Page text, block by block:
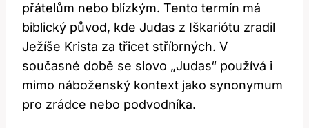
přátelům nebo blízkým. Tento termín má
biblický původ, kde Judas z Iškariótu zradil
Ježíše Krista za třicet stříbrných. V
současné době se slovo „Judas“ používá i
mimo náboženský kontext jako synonymum
pro zrádce nebo podvodníka.